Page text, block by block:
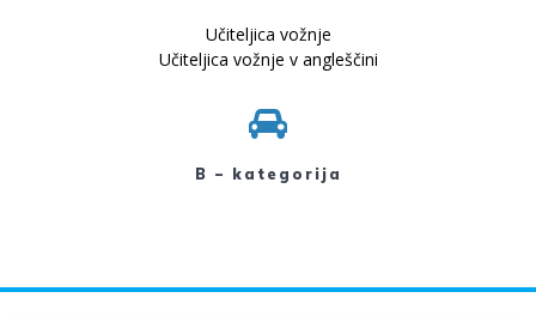
Učiteljica vožnje
Učiteljica vožnje v angleščini
B – kategorija